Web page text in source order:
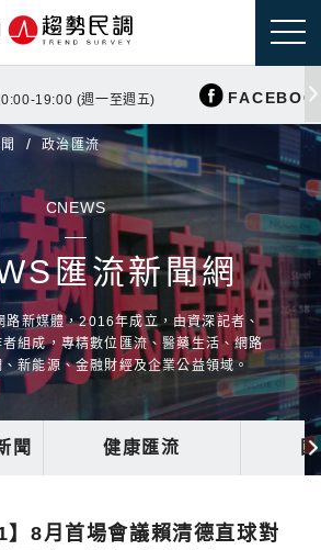
19:00 (週一至週五)
政治匯流
CNEWS
匯流新聞網
路新媒體，2016年成立，由資深記者、
組成，專精數位匯流、醫藥生活、網路
新能源、金融財經及企業公益領域。
聞 健康匯流
】8月首場會議賴清德直球對